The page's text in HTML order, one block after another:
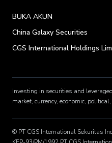
BUKA AKUN
China Galaxy Securities
CGS International Holdings
Investing in securities and
market, currency, economic,
reading each product's respective
website, as well as the risk
© PT CGS International Sekuritas